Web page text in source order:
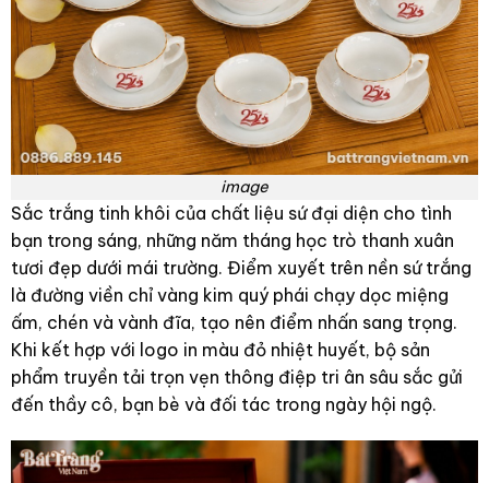
image
Sắc trắng tinh khôi của chất liệu sứ đại diện cho tình
bạn trong sáng, những năm tháng học trò thanh xuân
tươi đẹp dưới mái trường. Điểm xuyết trên nền sứ trắng
là đường viền chỉ vàng kim quý phái chạy dọc miệng
ấm, chén và vành đĩa, tạo nên điểm nhấn sang trọng.
Khi kết hợp với logo in màu đỏ nhiệt huyết, bộ sản
phẩm truyền tải trọn vẹn thông điệp tri ân sâu sắc gửi
đến thầy cô, bạn bè và đối tác trong ngày hội ngộ.